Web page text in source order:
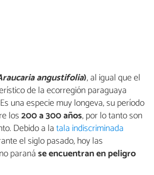
angustifolia), al igual que el
de la ecorregión paraguaya
una especie muy longeva, su período
los200 a 300 años, por lo tanto son
Debido a latala indiscriminada
el siglo pasado, hoy las
paranáse encuentran en peligro